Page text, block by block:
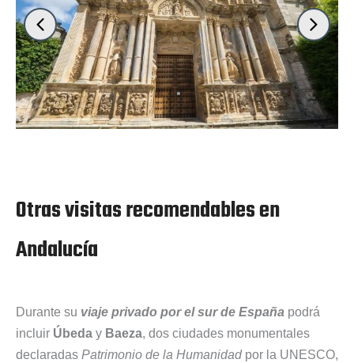
Otras visitas recomendables en
Andalucía
Durante su viaje privado por el sur de España podrá
incluir Úbeda y Baeza, dos ciudades monumentales
declaradas Patrimonio de la Humanidadpor la UNESCO,